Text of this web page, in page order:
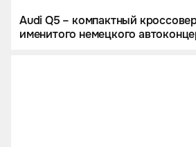
Audi Q5 – компактный
именитого немецкого